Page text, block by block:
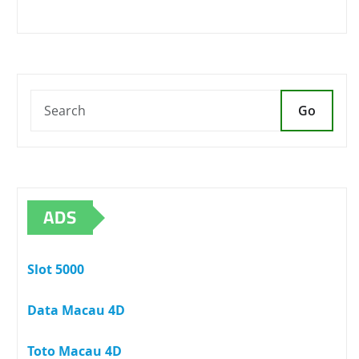
Go
ADS
Slot 5000
Data Macau 4D
Toto Macau 4D